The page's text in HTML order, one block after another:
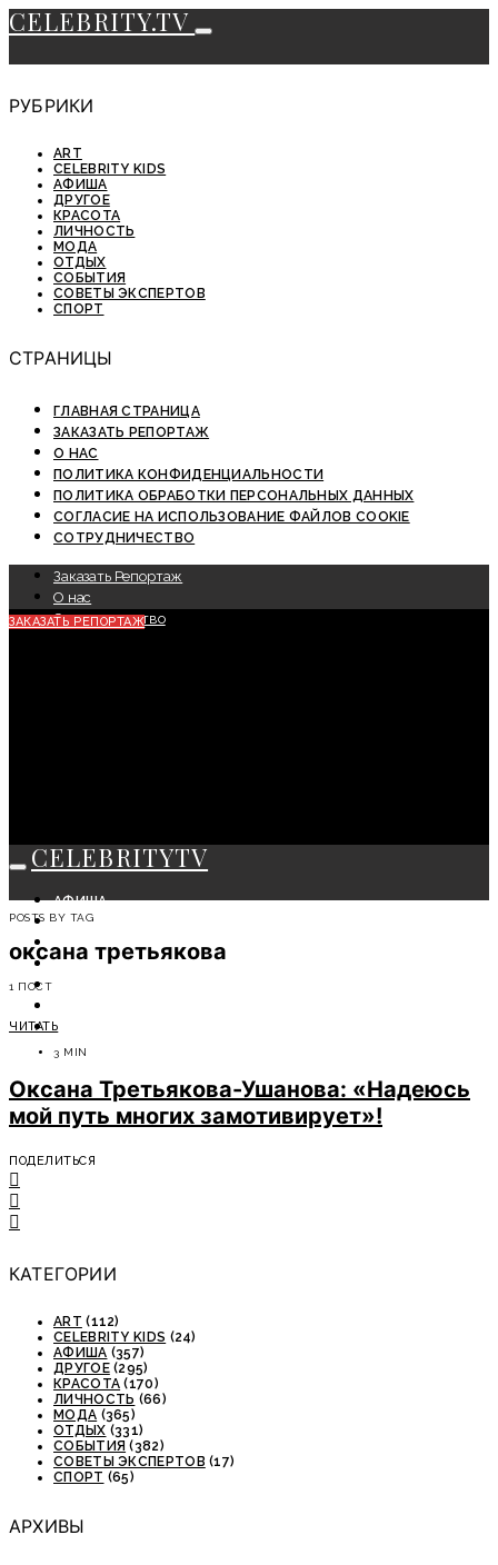
CELEBRITY.TV
РУБРИКИ
ART
CELEBRITY KIDS
АФИША
ДРУГОЕ
КРАСОТА
ЛИЧНОСТЬ
МОДА
ОТДЫХ
СОБЫТИЯ
СОВЕТЫ ЭКСПЕРТОВ
СПОРТ
СТРАНИЦЫ
ГЛАВНАЯ СТРАНИЦА
ЗАКАЗАТЬ РЕПОРТАЖ
О НАС
ПОЛИТИКА КОНФИДЕНЦИАЛЬНОСТИ
ПОЛИТИКА ОБРАБОТКИ ПЕРСОНАЛЬНЫХ ДАННЫХ
СОГЛАСИЕ НА ИСПОЛЬЗОВАНИЕ ФАЙЛОВ COOKIE
СОТРУДНИЧЕСТВО
Заказать Репортаж
О нас
Сотрудничество
ЗАКАЗАТЬ РЕПОРТАЖ
CELEBRITYTV
АФИША
СОБЫТИЯ
КРАСОТА
МОДА
СОВЕТЫ ЭКСПЕРТОВ
POSTS BY TAG
оксана третьякова
1 ПОСТ
ЧИТАТЬ
3 MIN
Оксана Третьякова-Ушанова: «Надеюсь
мой путь многих замотивирует»!
ПОДЕЛИТЬСЯ
КАТЕГОРИИ
ART (112)
CELEBRITY KIDS (24)
АФИША (357)
ДРУГОЕ(295)
КРАСОТА (170)
ЛИЧНОСТЬ (66)
МОДА (365)
ОТДЫХ (331)
СОБЫТИЯ (382)
СОВЕТЫ ЭКСПЕРТОВ (17)
СПОРТ (65)
АРХИВЫ